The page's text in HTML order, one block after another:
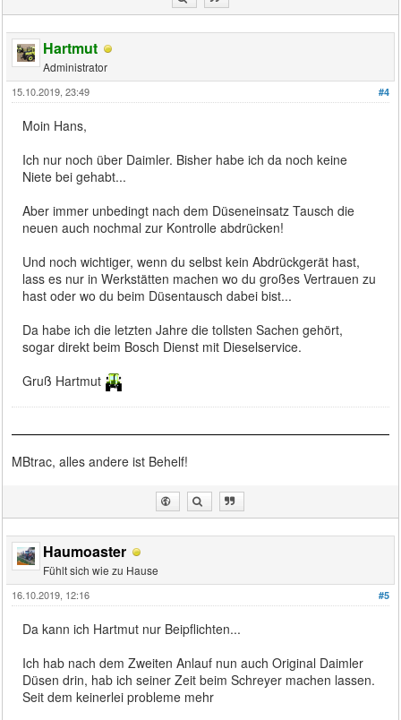
Hartmut
Administrator
#4
15.10.2019, 23:49
Moin Hans,
Ich nur noch über Daimler. Bisher habe ich da noch keine
Niete bei gehabt...
Aber immer unbedingt nach dem Düseneinsatz Tausch die
neuen auch nochmal zur Kontrolle abdrücken!
Und noch wichtiger, wenn du selbst kein Abdrückgerät hast,
lass es nur in Werkstätten machen wo du großes Vertrauen zu
hast oder wo du beim Düsentausch dabei bist...
Da habe ich die letzten Jahre die tollsten Sachen gehört,
sogar direkt beim Bosch Dienst mit Dieselservice.
Gruß Hartmut
MBtrac, alles andere ist Behelf!
Haumoaster
Fühlt sich wie zu Hause
#5
16.10.2019, 12:16
Da kann ich Hartmut nur Beipflichten...
Ich hab nach dem Zweiten Anlauf nun auch Original Daimler
Düsen drin, hab ich seiner Zeit beim Schreyer machen lassen.
Seit dem keinerlei probleme mehr